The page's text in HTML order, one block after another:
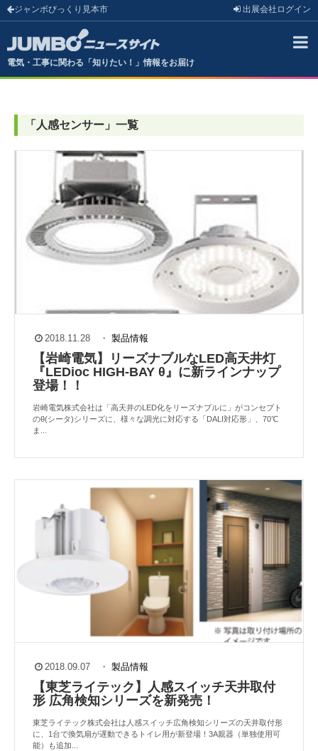
ジャンボびっくり見本市 出展会社 ログイン
電気・工事に関わる「知りたい！」情報をお届け
「 人感センサー 」 一覧
2018.11.28 ・ 製品情報
【岩崎電気】リーズナブルなLED高天井灯
『LEDioc HIGH-BAY θ』に新ラインナップ
登場！！
岩崎電気株式会社は「高天井のLED化をリーズナブルに」がコンセプト
のθ(シータ)シリーズに、様々な調光に対応する「DALI対応形」、70℃
ま...
2018.09.07 ・ 製品情報
【東芝ライテック】人感スイッチ天井取付
形 広角検知シリーズを新発売！
東芝ライテック株式会社は人感スイッチ広角検知シリーズの天井取付形
に、1台で換気扇が遅動できるトイレ用が新登場！3A親器（単独使用可
能）も追加...